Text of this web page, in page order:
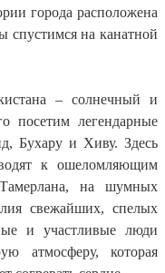
города расположена
спустимся на канатной
– солнечный и
посетим легендарные
Бухару и Хиву. Здесь
к ошеломляющим
на шумных
свежайших, спелых
и участливые люди
атмосферу, которая